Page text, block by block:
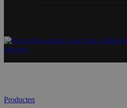
Producten